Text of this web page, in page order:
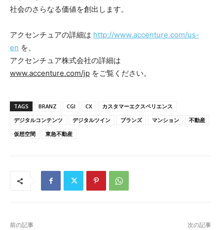
社会のさらなる価値を創出します。
アクセンチュアの詳細は http://www.accenture.com/us-
en を、
アクセンチュア株式会社の詳細は
www.accenture.com/jp をご覧ください。
TAGS BRANZ CGI CX
カスタマーエクスペリエンス
デジタルコンテンツ
デジタルツイン ブランズ マンション
不動産
仮想空間
東急不動産
前の記事 次の記事